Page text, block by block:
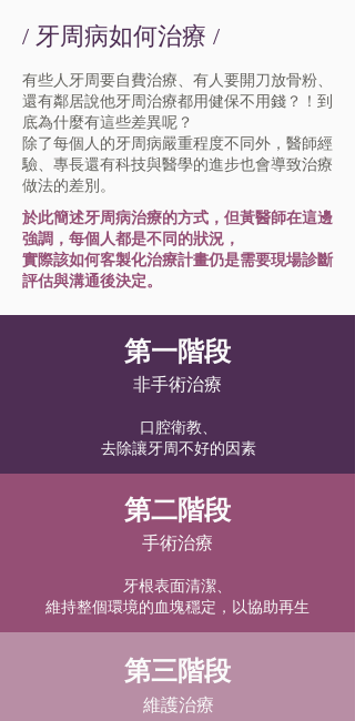
​/ 牙周病如何治療 /
有些人牙周要自費治療、有人要開刀放骨粉、
還有鄰居說他牙周治療都用健保不用錢？！到
底為什麼有這些差異呢？
除了每個人的牙周病嚴重程度不同外，醫師經
驗、專長還有科技與醫學的進步也會導致治療
做法的差別。
於此簡述牙周病治療的方式，但黃醫師在這邊
強調，每個人都是不同的狀況，
實際該如何客製化治療計畫仍是需要現場診斷
評估與溝通後決定。
​第一階段
非手術治療
口腔衛教、
去除讓牙周不好的因素
​第二階段
手術治療
牙根表面清潔、
​維持整個環境的血塊穩定，以協助再生
​第三階段
維護治療